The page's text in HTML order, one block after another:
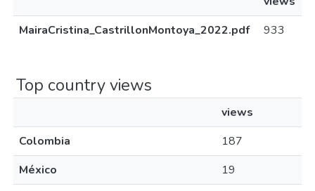
MairaCristina_CastrillonMontoya_2022.pdf
933
Top country views
views
Colombia
187
México
19